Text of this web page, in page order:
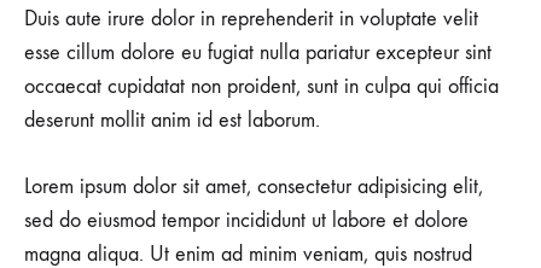
Duis aute irure dolor in reprehenderit in voluptate velit
esse cillum dolore eu fugiat nulla pariatur excepteur sint
occaecat cupidatat non proident, sunt in culpa qui officia
deserunt mollit anim id est laborum.
Lorem ipsum dolor sit amet, consectetur adipisicing elit,
sed do eiusmod tempor incididunt ut labore et dolore
magna aliqua. Ut enim ad minim veniam, quis nostrud